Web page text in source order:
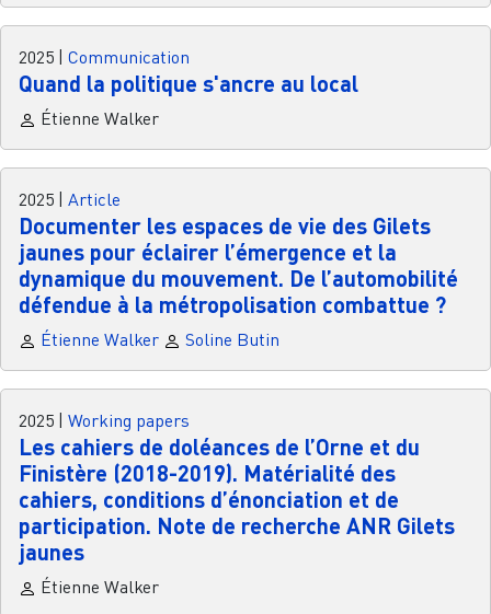
2025 Communication
Quand la politique s'ancre au local
Étienne Walker
2025 Article
Documenter les espaces de vie des Gilets
jaunes pour éclairer l’émergence et la
dynamique du mouvement. De l’automobilité
défendue à la métropolisation combattue ?
Étienne Walker Soline Butin
2025 Working papers
Les cahiers de doléances de l’Orne et du
Finistère (2018-2019). Matérialité des
cahiers, conditions d’énonciation et de
participation. Note de recherche ANR Gilets
jaunes
Étienne Walker